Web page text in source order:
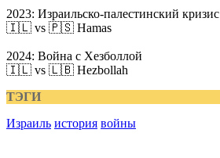
2023: Израильско-палестинский кризис
🇮🇱 vs 🇵🇸 Hamas
2024: Война с Хезболлой
🇮🇱 vs 🇱🇧 Hezbollah
ТЭГИ
Израиль история войны